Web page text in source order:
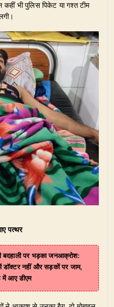
भी पुलिस पिकेट या गश्त टीम
पत्थर
बदहाली पर भड़का जनआक्रोश:
डॉक्टर नहीं और सड़कों पर जाम,
में आए डीएम